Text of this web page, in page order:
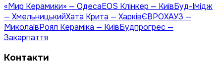
«Мир Керамики» — ОдесаEOS Клінкер — КиївБуд-Імідж
— ХмельницькийХата Крита — ХарківЄВРОХАУЗ —
МиколаївРоял Кераміка — КиївБудпрогрес —
Закарпаття
Контакти